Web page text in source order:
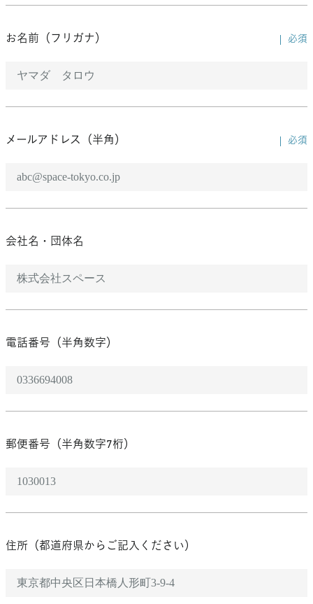
お名前（フリガナ） 必須
メールアドレス（半角） 必須
会社名・団体名
電話番号（半角数字）
郵便番号（半角数字7桁）
住所​（都道府県からご記入ください）